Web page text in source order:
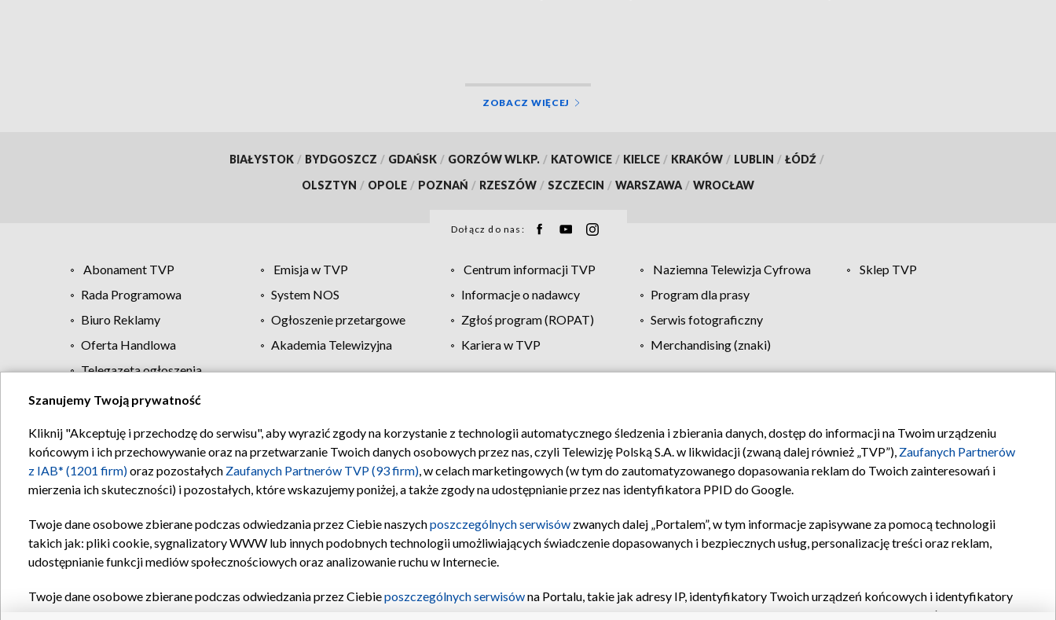
ZOBACZ WIĘCEJ
BIAŁYSTOK / BYDGOSZCZ / GDAŃSK / GORZÓW WLKP. / KATOWICE / KIELCE / KRAKÓW / LUBLIN / ŁÓDŹ /
OLSZTYN / OPOLE / POZNAŃ / RZESZÓW / SZCZECIN / WARSZAWA / WROCŁAW
Dołącz do nas:
Abonament TVP Emisja w TVP Centrum informacji TVP Naziemna Telewizja Cyfrowa
Sklep TVP
Rada Programowa
System NOS Informacje o nadawcy
Program dla prasy
Biuro Reklamy
Ogłoszenie przetargowe Zgłoś program (ROPAT)
Serwis fotograficzny
Oferta Handlowa
Akademia Telewizyjna Kariera w TVP
Merchandising (znaki)
Telegazeta ogłoszenia
Regulamin TVP Polityka prywatności Moje zgody Pomoc Biuro reklamy Kontakt
Szanujemy Twoją prywatność
Kliknij "Akceptuję i przechodzę do serwisu", aby wyrazić zgody na korzystanie z technologii automatycznego śledzenia i zbierania danych, dostęp do informacji na Twoim urządzeniu
końcowym i ich przechowywanie oraz na przetwarzanie Twoich danych osobowych przez nas, czyli Telewizję Polską S.A. w likwidacji (zwaną dalej również „TVP”), Zaufanych Partnerów
z IAB* (1201 firm)oraz pozostałych Zaufanych Partnerów TVP (93 firm), w celach marketingowych (w tym do zautomatyzowanego dopasowania reklam do Twoich zainteresowań i
mierzenia ich skuteczności) i pozostałych, które wskazujemy poniżej, a także zgody na udostępnianie przez nas identyfikatora PPID do Google.
Twoje dane osobowe zbierane podczas odwiedzania przez Ciebie naszychposzczególnych serwisów zwanych dalej „Portalem”, w tym informacje zapisywane za pomocą technologii
takich jak: pliki cookie, sygnalizatory WWW lub innych podobnych technologii umożliwiających świadczenie dopasowanych i bezpiecznych usług, personalizację treści oraz reklam,
udostępnianie funkcji mediów społecznościowych oraz analizowanie ruchu w Internecie.
Twoje dane osobowe zbierane podczas odwiedzania przez Ciebieposzczególnych serwisówna Portalu, takie jak adresy IP, identyfikatory Twoich urządzeń końcowych i identyfikatory
oraz pozostałych